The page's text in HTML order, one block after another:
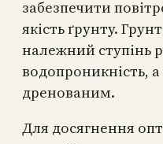
забезпечити
якість ґрунту.
належний ступінь
водопроникність,
дренованим.
Для досягнення